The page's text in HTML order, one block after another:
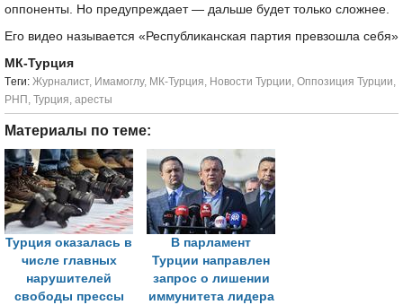
оппоненты. Но предупреждает — дальше будет только сложнее.
Его видео называется «Республиканская партия превзошла себя»
МК-Турция
Tеги: Журналист, Имамоглу, МК-Турция, Новости Турции, Оппозиция Турции,
РНП , Турция, аресты
Материалы по теме:
Турция оказалась в
числе главных
нарушителей
свободы прессы
В парламент
Турции направлен
запрос о лишении
иммунитета лидера